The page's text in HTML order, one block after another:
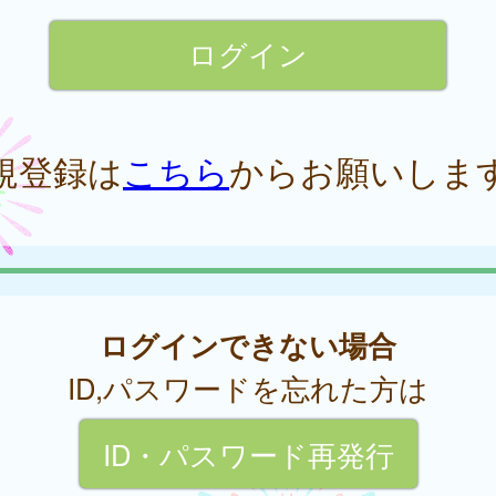
登録はこちらからお願いしま
ログインできない場合
ID,パスワードを忘れた方は
ID・パスワード再発行